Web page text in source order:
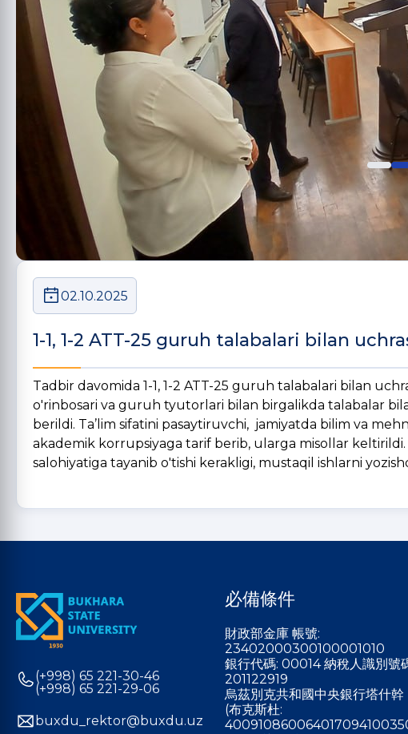
02.10.2025
1-1, 1-2 ATT-25 guruh talabalari bilan
Tadbir davomida 1-1, 1-2 ATT-25 guruh talabalari bilan
o'rinbosari va guruh tyutorlari bilan birgalikda talabalar
berildi. Ta’lim sifatini pasaytiruvchi, jamiyatda bilim va
akademik korrupsiyaga tarif berib, ularga misollar
salohiyatiga tayanib o'tishi kerakligi, mustaqil ishlarni
(+998) 65 221-30-46
(+998) 65 221-29-06
buxdu_rektor@buxdu.uz
必備條件
財政部金庫 帳號:
23402000300100001010
銀行代碼: 00014 納稅人識別號
201122919
烏茲別克共和國中央銀行塔什幹
(布克斯杜: